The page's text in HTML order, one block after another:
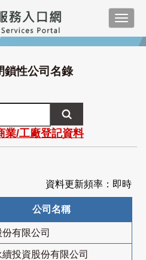
鎖性公司名錄
業/工廠登記資料
資料更新頻率：即時
公司名稱
有限公司
投資股份有限公司